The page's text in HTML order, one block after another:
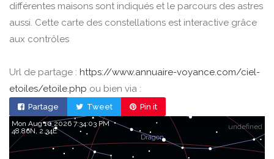
différentes maisons sont indiqués et le parcours des astres
aussi. Cette carte des constellations est interactive grâce
aux contrôles
Url de partage : https://www.annuaire-voyance.com/ciel-
etoiles/etoile.php ou bien via :
Partage Tweet Pin it
undefined
Mon Aug 10 2026 7:34:03 PM
48.86, 2.34